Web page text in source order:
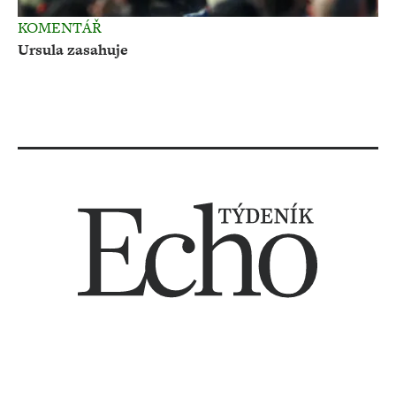
KOMENTÁŘ
Ursula zasahuje